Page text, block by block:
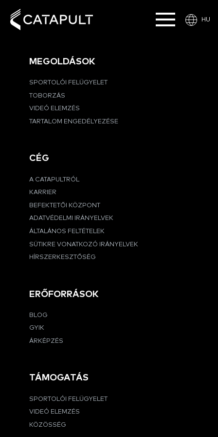
HU
MEGOLDÁSOK
SPORTOLÓI FELÜGYELET
TOBORZÁS
VIDEÓ ELEMZÉS
TARTALOM ENGEDÉLYEZÉSE
CÉG
A CATAPULTRÓL
KARRIER
BEFEKTETŐI KÖZPONT
ADATVÉDELMI IRÁNYELVEK
ÁLTALÁNOS FELTÉTELEK
SÜTIKRE VONATKOZÓ IRÁNYELVEK
HÍRSZERKESZTŐSÉG
ERŐFORRÁSOK
BLOG
GYIK
ÁRKÉPZÉS
TÁMOGATÁS
SPORTOLÓI FELÜGYELET
VIDEÓ ELEMZÉS
KÖZÖSSÉG